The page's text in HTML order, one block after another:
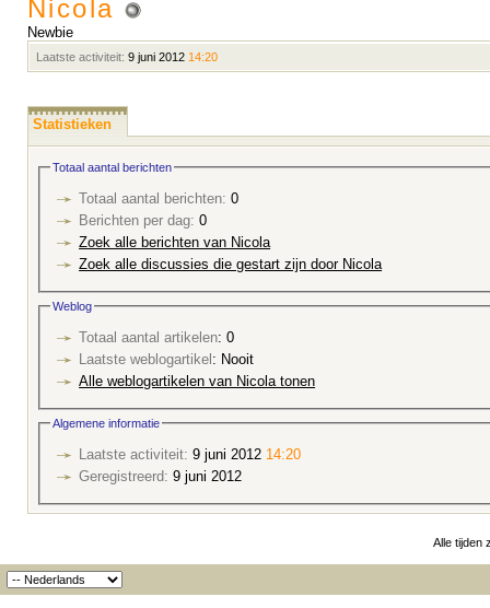
Nicola
Newbie
Laatste activiteit: 9 juni 2012 14:20
Statistieken
Totaal aantal berichten
Totaal aantal berichten: 0
Berichten per dag: 0
Zoek alle berichten van Nicola
Zoek alle discussies die gestart zijn door Nicola
Weblog
Totaal aantal artikelen: 0
Laatste weblogartikel
: Nooit
Alle weblogartikelen van Nicola tonen
Algemene informatie
Laatste activiteit: 9 juni 2012 14:20
Geregistreerd: 9 juni 2012
Alle tijden